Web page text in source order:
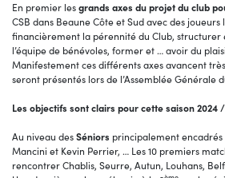
En premier lesgrands axes du projet du club
CSB dans Beaune Côte et Sud avec des joueurs
financièrement la pérennité du Club,
l’équipe de bénévoles, former et … avoir du
Manifestement ces différents axes avancent
seront présentés lors de l’Assemblée Générale
Les objectifs sont clairs pour cette saison 2024
Au niveau desSéniors principalement encadrés
Mancini et Kevin Perrier, … Les 10 premiers
rencontrer Chablis, Seurre, Autun, Louhans,